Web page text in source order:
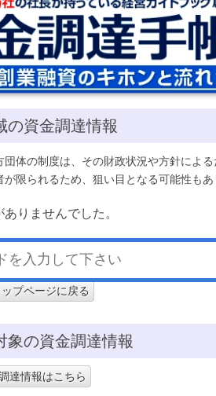
の資金調達情報
団体の制度は、その財政状況や方針によ
限られるため、狙い目となる可能性もあ
りませんでした。
プページに戻る
象の資金調達情報
達情報はこちら